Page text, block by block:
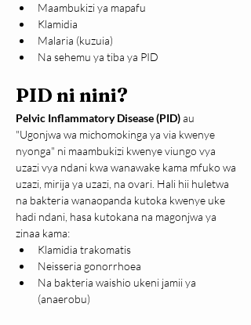
Maambukizi ya mapafu
Klamidia
Malaria (kuzuia)
Na sehemu ya tiba ya PID
PID ni nini?
Pelvic Inflammatory Disease (PID) au
"Ugonjwa wa michomokinga ya via kwenye
nyonga" ni maambukizi kwenye viungo vya
uzazi vya ndani kwa wanawake kama mfuko wa
uzazi, mirija ya uzazi, na ovari. Hali hii huletwa
na bakteria wanaopanda kutoka kwenye uke
hadi ndani, hasa kutokana na magonjwa ya
zinaa kama:
Klamidia trakomatis
Neisseria gonorrhoea
Na bakteria waishio ukeni jamii ya
(anaerobu)